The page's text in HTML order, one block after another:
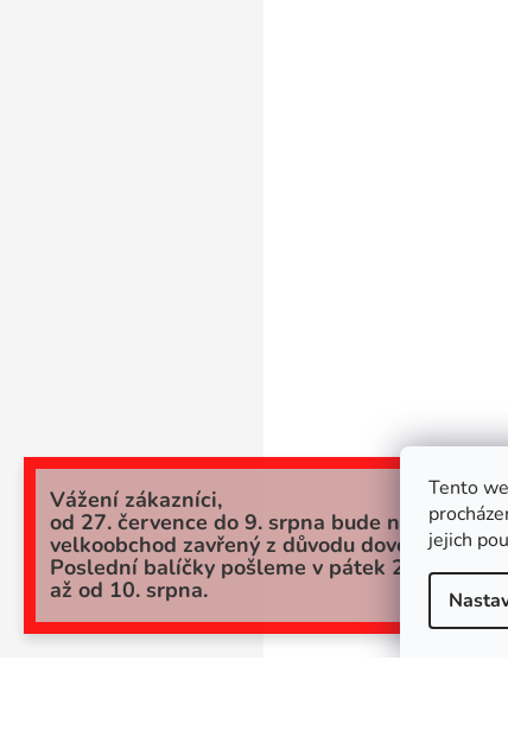
Tento
jejich
Vážení zákazníci,
od 27. července do 9. srpna bude náš
velkoobchod zavřený z důvodu dovolené.
Poslední balíčky pošleme v pátek 24.7. a
až od 10. srpna.